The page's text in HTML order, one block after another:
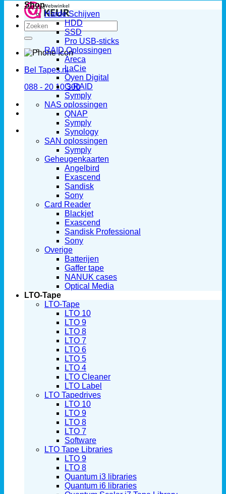
Zoeken
naar:
Bel Tapes.nl
088 - 20 10 300
Shop
Harde Schijven
HDD
SSD
Pro USB-sticks
RAID Oplossingen
Areca
LaCie
Oyen Digital
G-RAID
Symply
NAS oplossingen
QNAP
Symply
Synology
SAN oplossingen
Symply
Geheugenkaarten
Angelbird
Exascend
Sandisk
Sony
Card Reader
Blackjet
Exascend
Sandisk Professional
Sony
Overige
Batterijen
Gaffer tape
NANUK cases
Optical Media
LTO-Tape
LTO-Tape
LTO 10
LTO 9
LTO 8
LTO 7
LTO 6
LTO 5
LTO 4
LTO Cleaner
LTO Label
LTO Tapedrives
LTO 10
LTO 9
LTO 8
LTO 7
Software
LTO Tape Libraries
LTO 9
LTO 8
Quantum i3 libraries
Quantum i6 libraries